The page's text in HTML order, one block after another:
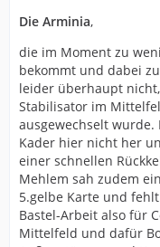
Die Arminia,
die im Moment zu
bekommt und dabei
leider überhaupt
Stabilisator im
ausgewechselt
Kader hier nicht her
einer schnellen
Mehlem sah zudem
5.gelbe Karte und
Bastel-Arbeit also für
Mittelfeld und dafür